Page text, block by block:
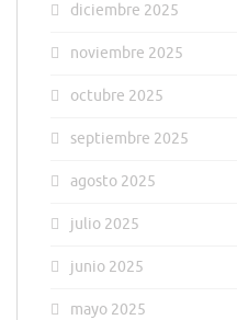
diciembre 2025
noviembre 2025
octubre 2025
septiembre 2025
agosto 2025
julio 2025
junio 2025
mayo 2025